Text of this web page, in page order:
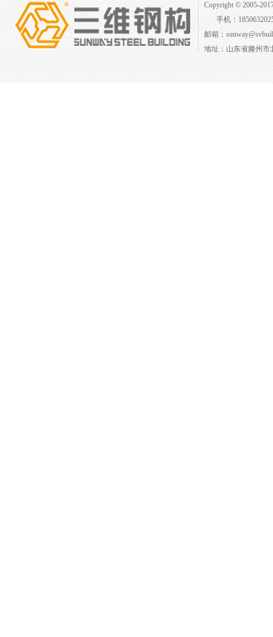
Copyright © 2005-
手机：
邮箱：
地址：山东省滕州市